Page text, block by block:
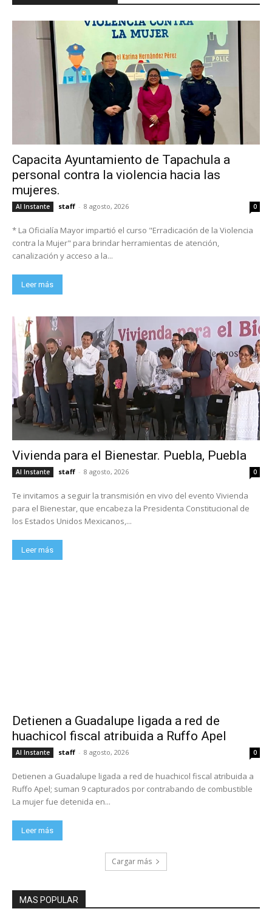
Capacita Ayuntamiento de Tapachula a
personal contra la violencia hacia las
mujeres.
Al Instante staff - 8 agosto, 2026 0
* La Oficialía Mayor impartió el curso "Erradicación de la Violencia
contra la Mujer" para brindar herramientas de atención,
canalización y acceso a la...
Leer más
Vivienda para el Bienestar. Puebla, Puebla
Al Instante staff - 8 agosto, 2026 0
Te invitamos a seguir la transmisión en vivo del evento Vivienda
para el Bienestar, que encabeza la Presidenta Constitucional de
los Estados Unidos Mexicanos,...
Leer más
Detienen a Guadalupe ligada a red de
huachicol fiscal atribuida a Ruffo Apel
Al Instante staff - 8 agosto, 2026 0
Detienen a Guadalupe ligada a red de huachicol fiscal atribuida a
Ruffo Apel; suman 9 capturados por contrabando de combustible
La mujer fue detenida en...
Leer más
Cargar más
MAS POPULAR